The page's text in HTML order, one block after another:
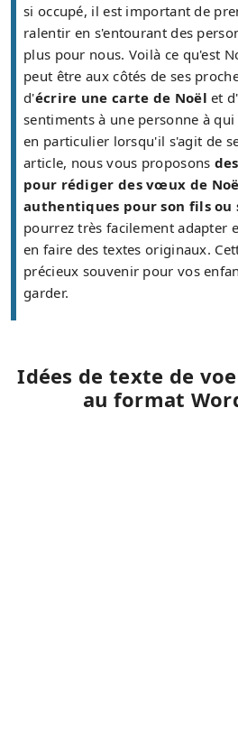
si occupé, il est important de
ralentir en s'entourant des
plus pour nous. Voilà ce qu'est
peut être aux côtés de ses
d'écrire une carte de Noël et
sentiments à une personne à
en particulier lorsqu'il s'agit de
article, nous vous proposons
pour rédiger des vœux de
authentiques pour son fils ou
pourrez très facilement adapter
en faire des textes originaux.
précieux souvenir pour vos
garder.
Idées de texte de
au format